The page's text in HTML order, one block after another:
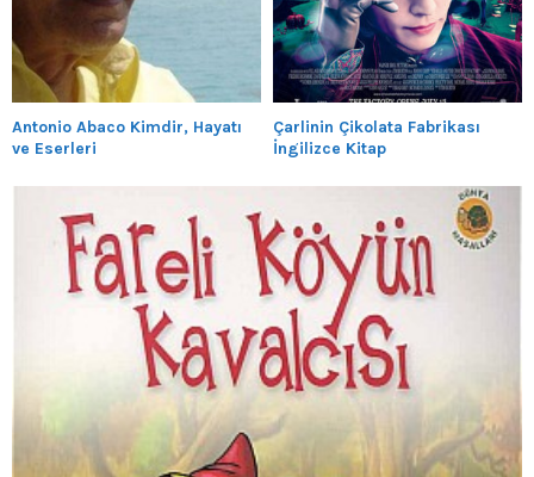
Antonio Abaco Kimdir, Hayatı
ve Eserleri
Çarlinin Çikolata Fabrikası
İngilizce Kitap